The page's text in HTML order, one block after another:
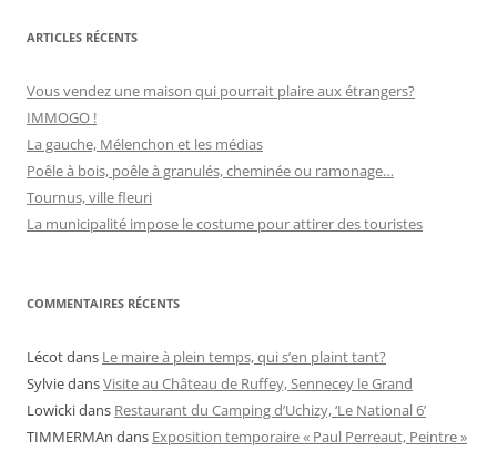
r
i
ARTICLES RÉCENTS
Vous vendez une maison qui pourrait plaire aux étrangers?
IMMOGO !
La gauche, Mélenchon et les médias
Poêle à bois, poêle à granulés, cheminée ou ramonage…
Tournus, ville fleuri
La municipalité impose le costume pour attirer des touristes
COMMENTAIRES RÉCENTS
Lécotdans Le maire à plein temps, qui s’en plaint tant?
SylviedansVisite au Château de Ruffey, Sennecey le Grand
Lowickidans Restaurant du Camping d’Uchizy, ‘Le National 6’
TIMMERMAn dans Exposition temporaire « Paul Perreaut, Peintre »